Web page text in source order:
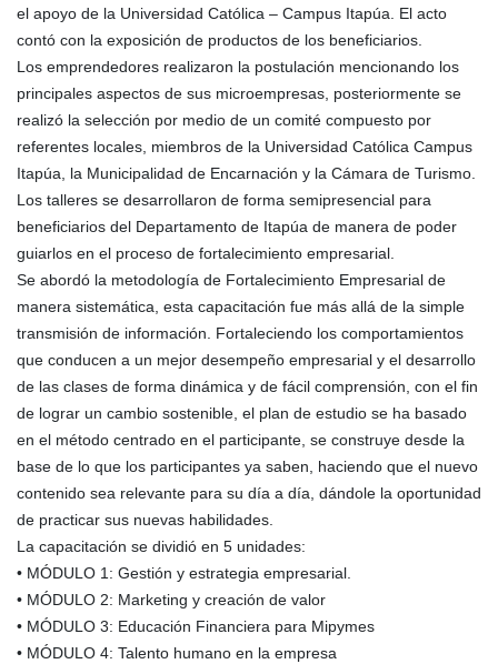
el apoyo de la Universidad Católica – Campus Itapúa. El acto
contó con la exposición de productos de los beneficiarios.
Los emprendedores realizaron la postulación mencionando los
principales aspectos de sus microempresas, posteriormente se
realizó la selección por medio de un comité compuesto por
referentes locales, miembros de la Universidad Católica Campus
Itapúa, la Municipalidad de Encarnación y la Cámara de Turismo.
Los talleres se desarrollaron de forma semipresencial para
beneficiarios del Departamento de Itapúa de manera de poder
guiarlos en el proceso de fortalecimiento empresarial.
Se abordó la metodología de Fortalecimiento Empresarial de
manera sistemática, esta capacitación fue más allá de la simple
transmisión de información. Fortaleciendo los comportamientos
que conducen a un mejor desempeño empresarial y el desarrollo
de las clases de forma dinámica y de fácil comprensión, con el fin
de lograr un cambio sostenible, el plan de estudio se ha basado
en el método centrado en el participante, se construye desde la
base de lo que los participantes ya saben, haciendo que el nuevo
contenido sea relevante para su día a día, dándole la oportunidad
de practicar sus nuevas habilidades.
La capacitación se dividió en 5 unidades:
• MÓDULO 1: Gestión y estrategia empresarial.
• MÓDULO 2: Marketing y creación de valor
• MÓDULO 3: Educación Financiera para Mipymes
• MÓDULO 4: Talento humano en la empresa